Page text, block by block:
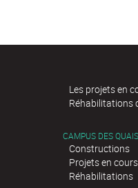
Les projets en
Réhabilitations
CAMPUS DES
Constructions
Projets en cours
Réhabilitations